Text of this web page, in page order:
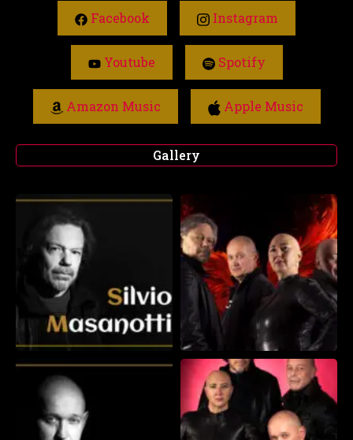
Facebook Instagram
Youtube Spotify
Amazon Music Apple Music
Gallery